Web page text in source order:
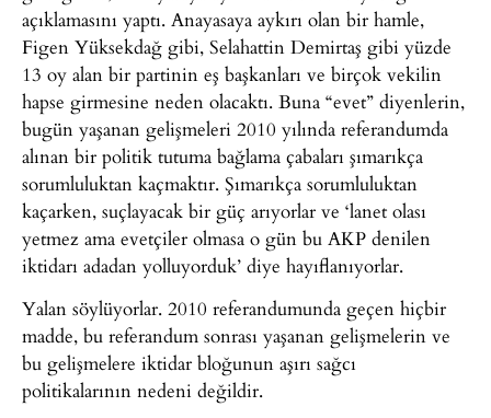
açıklamasını yaptı. Anayasaya aykırı olan bir hamle,
Figen Yüksekdağ gibi, Selahattin Demirtaş gibi yüzde
13 oy alan bir partinin eş başkanları ve birçok vekilin
hapse girmesine neden olacaktı. Buna “evet” diyenlerin,
bugün yaşanan gelişmeleri 2010 yılında referandumda
alınan bir politik tutuma bağlama çabaları şımarıkça
sorumluluktan kaçmaktır. Şımarıkça sorumluluktan
kaçarken, suçlayacak bir güç arıyorlar ve ‘lanet olası
yetmez ama evetçiler olmasa o gün bu AKP denilen
iktidarı adadan yolluyorduk’ diye hayıflanıyorlar.
Yalan söylüyorlar. 2010 referandumunda geçen hiçbir
madde, bu referandum sonrası yaşanan gelişmelerin ve
bu gelişmelere iktidar bloğunun aşırı sağcı
politikalarının nedeni değildir.